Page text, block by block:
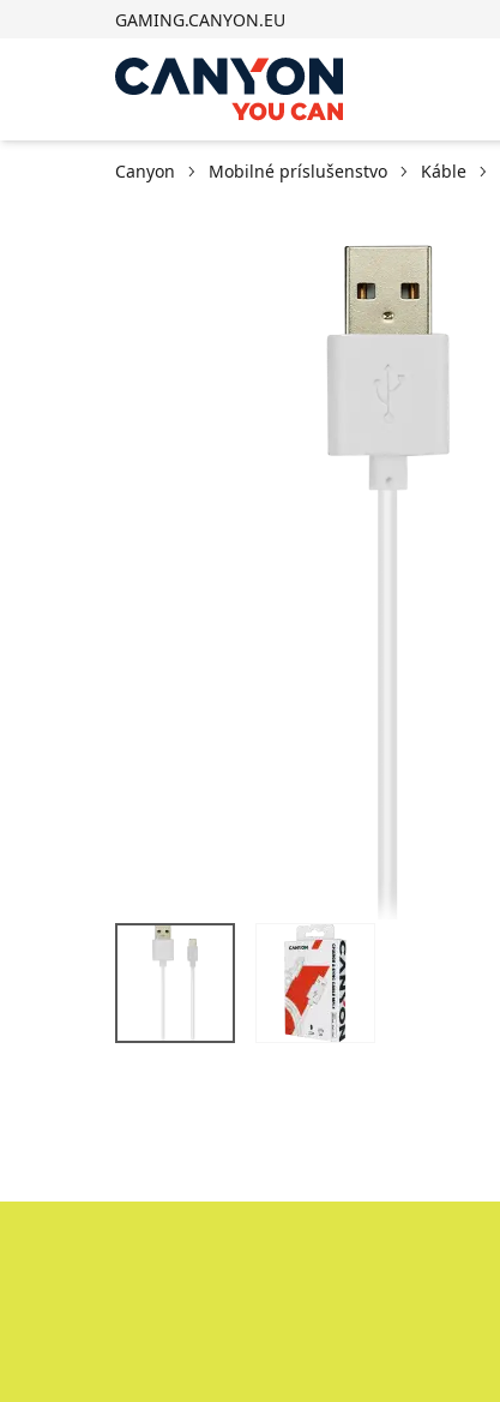
GAMING.CANYON.EU
Canyon Mobilné príslušenstvo Káble